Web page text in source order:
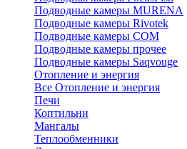
Подводные камеры MURENA
Подводные камеры Rivotek
Подводные камеры СОМ
Подводные камеры прочее
Подводные камеры Saqvouge
Отопление и энергия
Все Отопление и энергия
Печи
Коптильни
Мангалы
Теплообменники